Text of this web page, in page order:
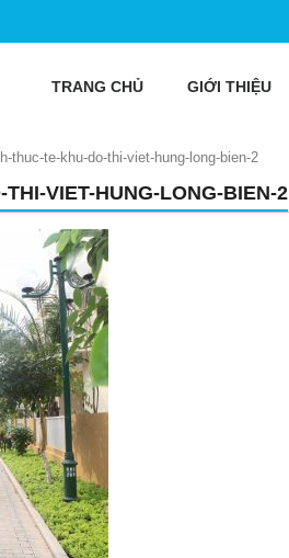
TRANG CHỦ GIỚI THIỆU
thuc-te-khu-do-thi-viet-hung-long-bien-2
VIET-HUNG-LONG-BIEN-2